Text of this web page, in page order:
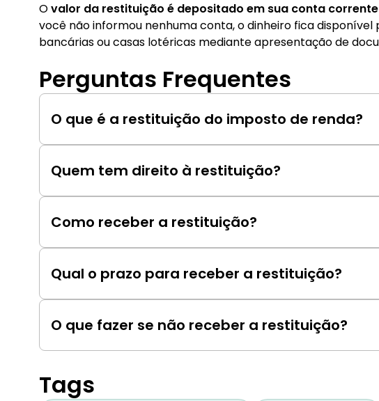
Ovalor da restituição é depositado em sua conta
você não informou nenhuma conta, o dinheiro fica disponível
bancárias ou casas lotéricas mediante apresentação de
Perguntas Frequentes
O que é a restituição do imposto de renda?
É o reembolso da quantia paga a mais em impostos
Quem tem direito à restituição?
Aqueles que pagaram mais impostos do que o devido,
Como receber a restituição?
Informando os dados bancários na declaração do imposto
Qual o prazo para receber a restituição?
Varia de acordo com o lote de restituição, mas
O que fazer se não receber a restituição?
Entrar em contato com a Receita Federal para verificar o
Tags